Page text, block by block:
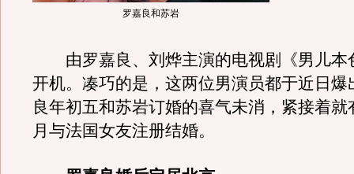
罗嘉良和苏岩
由罗嘉良、刘烨主演的电视剧《男儿本
开机。凑巧的是，这两位男演员都于近日爆
良年初五和苏岩订婚的喜气未消，紧接着就
月与法国女友注册结婚。